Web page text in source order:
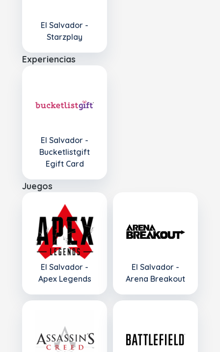
El Salvador -
Starzplay
Experiencias
El Salvador -
Bucketlistgift
Egift Card
Juegos
El Salvador -
Apex Legends
El Salvador -
Arena Breakout